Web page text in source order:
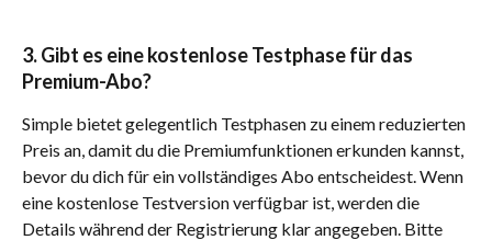
​3. Gibt es eine kostenlose Testphase für das
Premium-Abo?
Simple bietet gelegentlich Testphasen zu einem reduzierten
Preis an, damit du die Premiumfunktionen erkunden kannst,
bevor du dich für ein vollständiges Abo entscheidest. Wenn
eine kostenlose Testversion verfügbar ist, werden die
Details während der Registrierung klar angegeben. Bitte